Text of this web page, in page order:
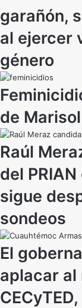
garañón,
al ejercer
género
de
Raúl
del
sigue
sondeos
El
aplacar